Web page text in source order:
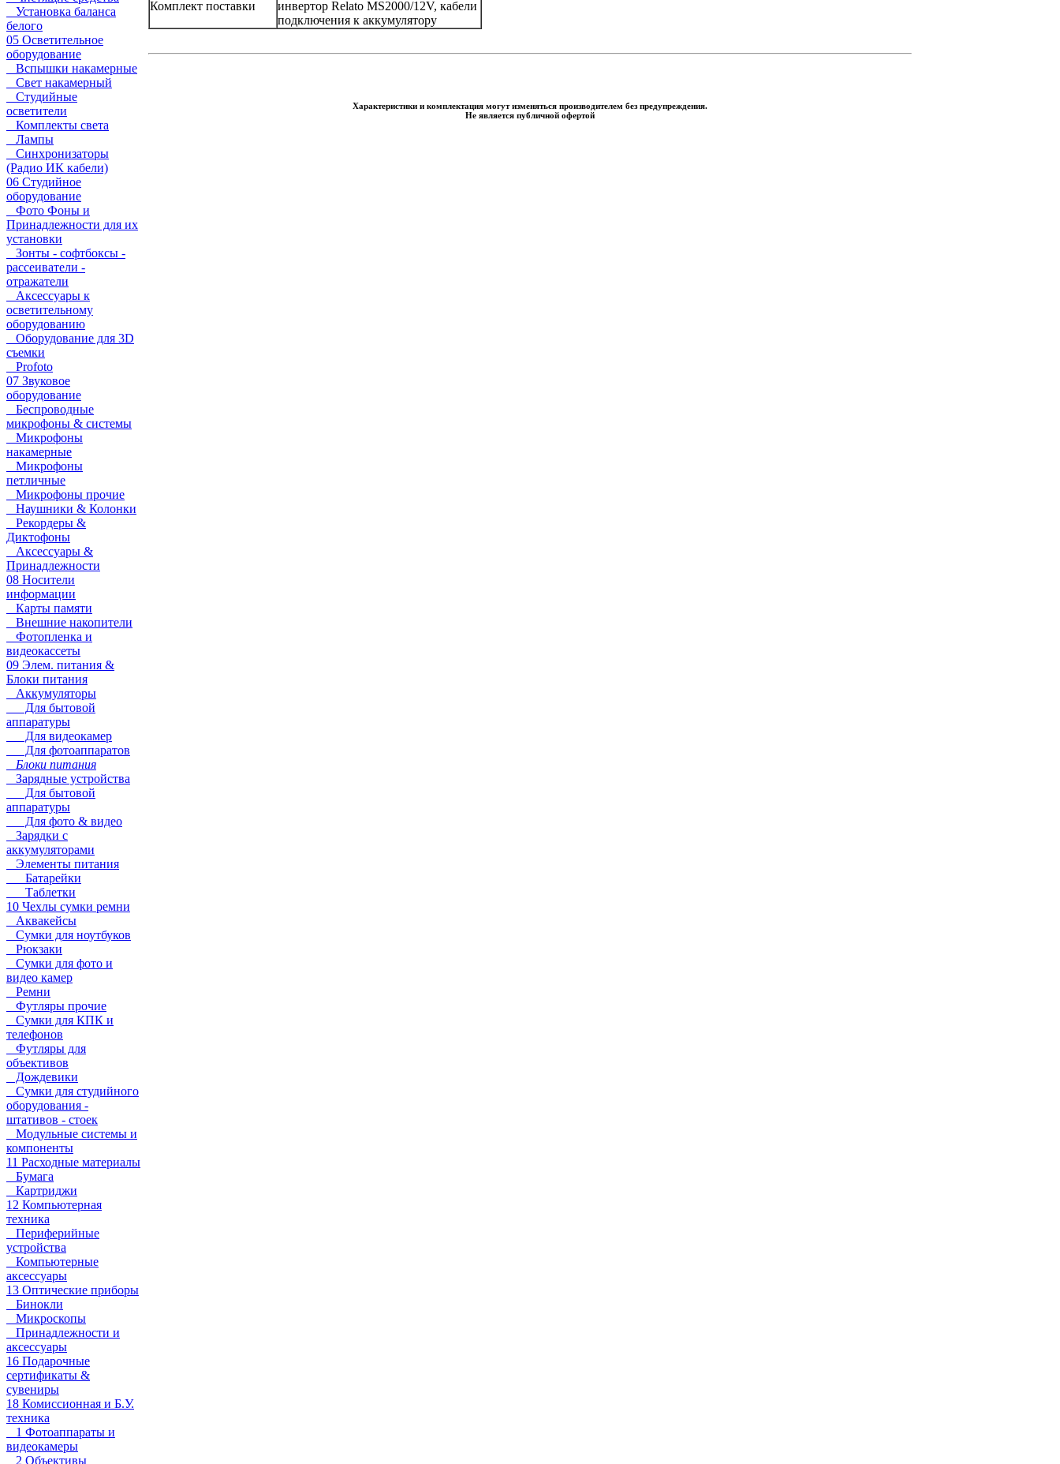
Установка баланса
белого
05 Осветительное
оборудование
Вспышки накамерные
Свет накамерный
Студийные
осветители
Комплекты света
Лампы
Синхронизаторы
(Радио ИК кабели)
06 Студийное
оборудование
Фото Фоны и
Принадлежности для их
установки
Зонты - софтбоксы -
рассеиватели -
отражатели
Аксессуары к
осветительному
оборудованию
Оборудование для 3D
съемки
Profoto
07 Звуковое
оборудование
Беспроводные
микрофоны & системы
Микрофоны
накамерные
Микрофоны
петличные
Микрофоны прочие
Наушники & Колонки
Рекордеры &
Диктофоны
Аксессуары &
Принадлежности
08 Носители
информации
Карты памяти
Внешние накопители
Фотопленка и
видеокассеты
09 Элем. питания &
Блоки питания
Аккумуляторы
Для бытовой
аппаратуры
Для видеокамер
Для фотоаппаратов
Блоки питания
Зарядные устройства
Для бытовой
аппаратуры
Для фото & видео
Зарядки с
аккумуляторами
Элементы питания
Батарейки
Таблетки
10 Чехлы сумки ремни
Аквакейсы
Сумки для ноутбуков
Рюкзаки
Сумки для фото и
видео камер
Ремни
Футляры прочие
Сумки для КПК и
телефонов
Футляры для
объективов
Дождевики
Сумки для студийного
оборудования -
штативов - стоек
Модульные системы и
компоненты
11 Расходные материалы
Бумага
Картриджи
12 Компьютерная
техника
Периферийные
устройства
Компьютерные
аксессуары
13 Оптические приборы
Бинокли
Микроскопы
Принадлежности и
аксессуары
16 Подарочные
сертификаты &
сувениры
18 Комиссионная и Б.У.
техника
1 Фотоаппараты и
видеокамеры
2 Объективы
Комплект поставки
инвертор Relato MS2000/12V, кабели
подключения к аккумулятору
Характеристики и комплектация могут изменяться производителем без предупреждения.
Не является публичной офертой